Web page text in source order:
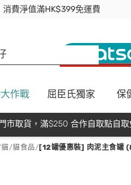
消費淨值滿HK$399免運費
為易賞錢會員盡享獨家優惠
下單買滿$450 輸入 NEWAPP 即
作戰 屈臣氏獨家 保
市取貨，滿$250 合作自取點自
貓/貓食品/ [12罐優惠裝] 肉泥主食罐